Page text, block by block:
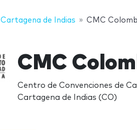
Cartagena de Indias CMC
CMC
Centro de Convenciones de
Cartagena de Indias (CO)